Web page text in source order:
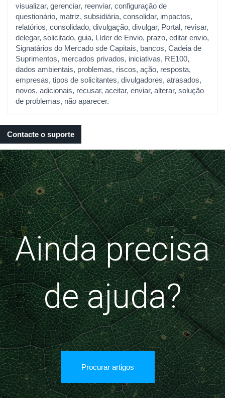
visualizar, gerenciar, reenviar, configuração de
questionário, matriz, subsidiária, consolidar, impactos,
relatórios, consolidado, divulgação, divulgar, Portal, revisar,
delegar, solicitado, guia, Líder de Envio, prazo, editar envio,
Signatários do Mercado sde Capitais, bancos, Cadeia de
Suprimentos, mercados privados, iniciativas, RE100,
dados ambientais, problemas, riscos, ação, resposta,
empresas, tipos de solicitantes, divulgadores, atrasados,
novos, adicionais, recusar, aceitar, enviar, alterar, solução
de problemas, não aparecer.
Contacte o suporte
Ainda precisa
de ajuda?
Procurar artigos